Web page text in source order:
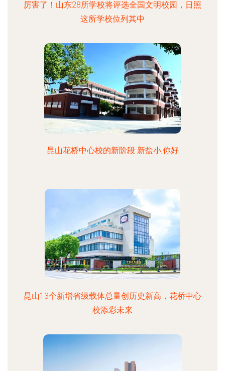
厉害了！山东28所学校将评选全国文明校园，日照
这所学校位列其中
昆山花桥中心校的新阶段 新盐小,你好
昆山13个新增省级载体总量创历史新高，花桥中心
校添彩未来